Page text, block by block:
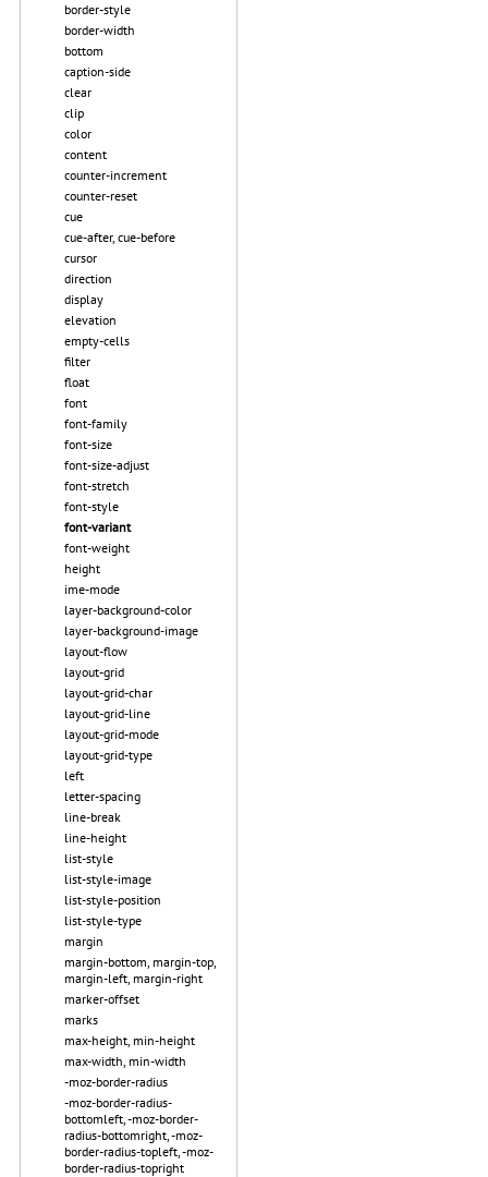
border-style
border-width
bottom
caption-side
clear
clip
color
content
counter-increment
counter-reset
cue
cue-after, cue-before
cursor
direction
display
elevation
empty-cells
filter
float
font
font-family
font-size
font-size-adjust
font-stretch
font-style
font-variant
font-weight
height
ime-mode
layer-background-color
layer-background-image
layout-flow
layout-grid
layout-grid-char
layout-grid-line
layout-grid-mode
layout-grid-type
left
letter-spacing
line-break
line-height
list-style
list-style-image
list-style-position
list-style-type
margin
margin-bottom, margin-top,
margin-left, margin-right
marker-offset
marks
max-height, min-height
max-width, min-width
-moz-border-radius
-moz-border-radius-
bottomleft, -moz-border-
radius-bottomright, -moz-
border-radius-topleft, -moz-
border-radius-topright